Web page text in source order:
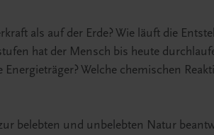
als auf der Erde? Wie läuft die
hat der Mensch bis heute
Welche chemischen
belebten und unbelebten Natur